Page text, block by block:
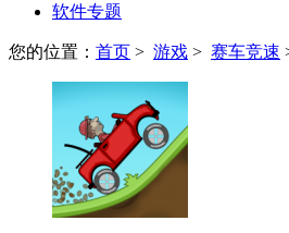
软件专题
您的位置： 首页 > 游戏 > 赛车竞速